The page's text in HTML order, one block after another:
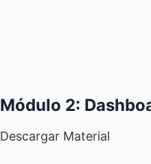
Módulo 2:
Descargar Material